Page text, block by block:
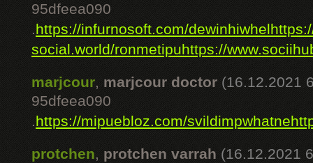
95dfeea090
.https://infurnosoft.com/dewinhiwhel
social.world/ronmetipuhttps://
marjcour, marjcour doctor (16.12.2021
95dfeea090
.https://mipuebloz.com/svildimpwhatne
protchen,protchen varrah (16.12.2021